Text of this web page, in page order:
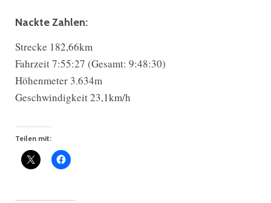
Nackte Zahlen:
Strecke 182,66km
Fahrzeit 7:55:27 (Gesamt: 9:48:30)
Höhenmeter 3.634m
Geschwindigkeit 23,1km/h
Teilen mit: